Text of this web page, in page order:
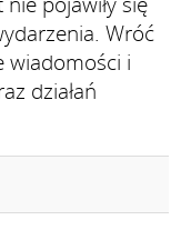
Wróć
wiadomości i
działań